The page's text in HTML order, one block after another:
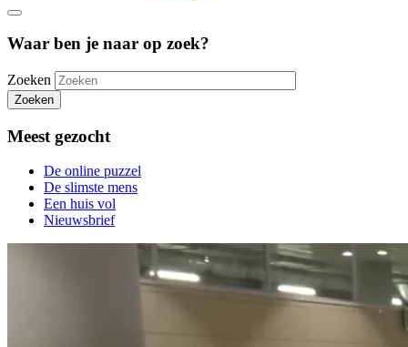
Waar ben je naar op zoek?
Zoeken
Zoeken
Meest gezocht
De online puzzel
De slimste mens
Een huis vol
Nieuwsbrief